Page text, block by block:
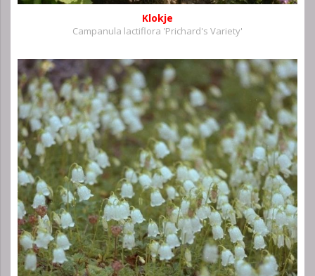
Klokje
Campanula lactiflora 'Prichard's Variety'